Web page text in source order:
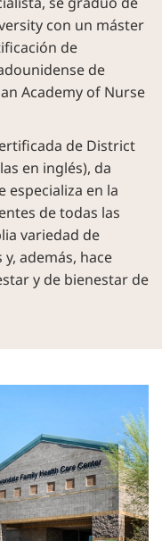
con un máster
de
de
Academy of Nurse
de District
en inglés), da
especializa en la
de todas las
variedad de
además, hace
y de bienestar de